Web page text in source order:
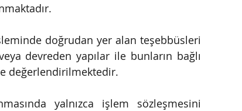
doğrudan yer alan teşebbüsleri
devreden yapılar ile bunların bağlı
değerlendirilmektedir.
yalnızca işlem sözleşmesini